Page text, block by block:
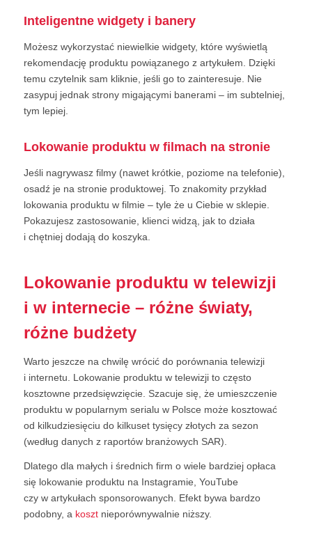
Inteligentne widgety i banery
Możesz wykorzystać niewielkie widgety, które wyświetlą
rekomendację produktu powiązanego z artykułem. Dzięki
temu czytelnik sam kliknie, jeśli go to zainteresuje. Nie
zasypuj jednak strony migającymi banerami – im subtelniej,
tym lepiej.
Lokowanie produktu w filmach na stronie
Jeśli nagrywasz filmy (nawet krótkie, poziome na telefonie),
osadź je na stronie produktowej. To znakomity przykład
lokowania produktu w filmie – tyle że u Ciebie w sklepie.
Pokazujesz zastosowanie, klienci widzą, jak to działa
i chętniej dodają do koszyka.
Lokowanie produktu w telewizji
i w internecie – różne światy,
różne budżety
Warto jeszcze na chwilę wrócić do porównania telewizji
i internetu. Lokowanie produktu w telewizji to często
kosztowne przedsięwzięcie. Szacuje się, że umieszczenie
produktu w popularnym serialu w Polsce może kosztować
od kilkudziesięciu do kilkuset tysięcy złotych za sezon
(według danych z raportów branżowych SAR).
Dlatego dla małych i średnich firm o wiele bardziej opłaca
się lokowanie produktu na Instagramie, YouTube
czy w artykułach sponsorowanych. Efekt bywa bardzo
podobny, a kosztnieporównywalnie niższy.